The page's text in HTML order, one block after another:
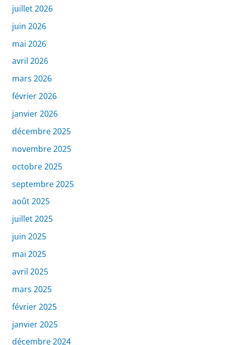
juillet 2026
juin 2026
mai 2026
avril 2026
mars 2026
février 2026
janvier 2026
décembre 2025
novembre 2025
octobre 2025
septembre 2025
août 2025
juillet 2025
juin 2025
mai 2025
avril 2025
mars 2025
février 2025
janvier 2025
décembre 2024